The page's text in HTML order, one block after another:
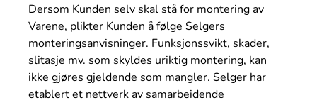
Dersom Kunden selv skal stå for montering av
Varene, plikter Kunden å følge Selgers
monteringsanvisninger. Funksjonssvikt, skader,
slitasje mv. som skyldes uriktig montering, kan
ikke gjøres gjeldende som mangler. Selger har
etablert et nettverk av samarbeidende